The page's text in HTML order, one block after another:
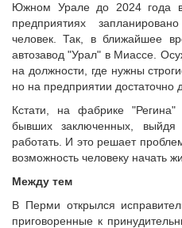
Южном Урале до 2024 года в
предприятиях
человек. Так, в ближайшее
автозавод "Урал" в Миассе.
на должности, где нужны
но на предприятии достаточно
Кстати, на фабрике
бывших заключенных, выйдя
работать. И это решает
возможность человеку начать
Между тем
В Перми открылся
приговоренные к